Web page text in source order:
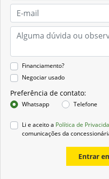
Financiamento?
Negociar usado
Preferência de contato:
Whatsapp Telefone
Li e aceito a Política de
comunicações da
Entrar